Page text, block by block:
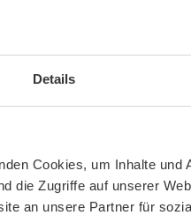
Details
Cookies, um Inhalte und
die Zugriffe auf unserer
an unsere Partner für